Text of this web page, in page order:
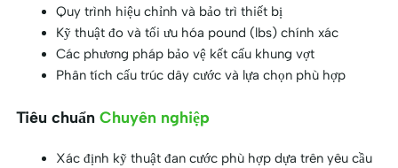
Quy trình hiệu chỉnh và bảo trì thiết bị
Kỹ thuật đo và tối ưu hóa pound (lbs) chính xác
Các phương pháp bảo vệ kết cấu khung vợt
Phân tích cấu trúc dây cước và lựa chọn phù hợp
Tiêu chuẩn Chuyên nghiệp
Xác định kỹ thuật đan cước phù hợp dựa trên yêu cầu